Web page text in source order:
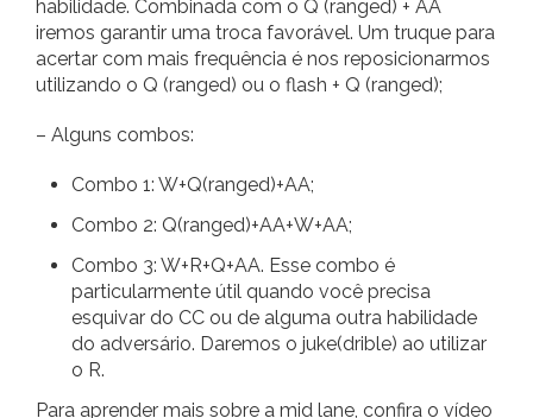
habilidade. Combinada com o Q (ranged) + AA
iremos garantir uma troca favorável. Um truque para
acertar com mais frequência é nos reposicionarmos
utilizando o Q (ranged) ou o flash + Q (ranged);
– Alguns combos:
Combo 1: W+Q(ranged)+AA;
Combo 2: Q(ranged)+AA+W+AA;
Combo 3: W+R+Q+AA. Esse combo é
particularmente útil quando você precisa
esquivar do CC ou de alguma outra habilidade
do adversário. Daremos o juke(drible) ao utilizar
o R.
Para aprender mais sobre a mid lane, confira o vídeo